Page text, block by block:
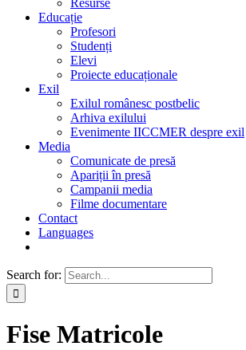
Resurse
Educație
Profesori
Studenți
Elevi
Proiecte educaționale
Exil
Exilul românesc postbelic
Arhiva exilului
Evenimente IICCMER despre exil
Media
Comunicate de presă
Apariții în presă
Campanii media
Filme documentare
Contact
Languages
Search for:
Fise Matricole